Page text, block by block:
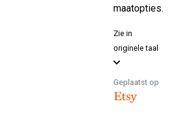
maatopties.
Zie in
originele taal
Geplaatst op